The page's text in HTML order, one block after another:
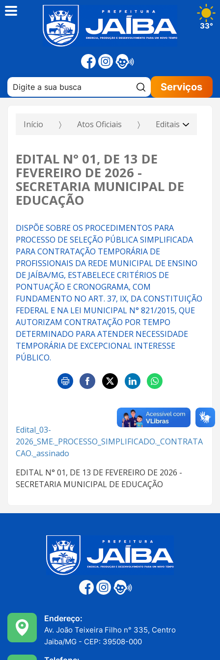
Pesquisar:
Serviços
33°
Início Atos Oficiais Editais
EDITAL N° 01, DE 13 DE
FEVEREIRO DE 2026 -
SECRETARIA MUNICIPAL DE
EDUCAÇÃO
DISPÕE SOBRE OS PROCEDIMENTOS PARA
PROCESSO DE SELEÇÃO PÚBLICA SIMPLIFICADA
PARA CONTRATAÇÃO TEMPORÁRIA DE
PROFISSIONAIS DA REDE MUNICIPAL DE ENSINO
DE JAÍBA/MG, ESTABELECE CRITÉRIOS DE
PONTUAÇÃO E CRONOGRAMA, COM
FUNDAMENTO NO ART. 37, IX, DA CONSTITUIÇÃO
FEDERAL E NA LEI MUNICIPAL N° 821/2015, QUE
AUTORIZAM CONTRATAÇÃO POR TEMPO
DETERMINADO PARA ATENDER NECESSIDADE
TEMPORÁRIA DE EXCEPCIONAL INTERESSE
PÚBLICO.
Edital_03-
2026_SME._PROCESSO_SIMPLIFICADO._CONTRATA
CAO._assinado
EDITAL N° 01, DE 13 DE FEVEREIRO DE 2026 -
SECRETARIA MUNICIPAL DE EDUCAÇÃO
Endereço:
Av. João Teixeira Filho n° 335, Centro
Jaiba/MG - CEP: 39508-000